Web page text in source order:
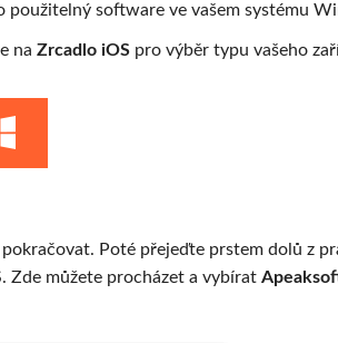
použitelný software ve vašem systému
na Zrcadlo iOS pro výběr typu vašeho
Poté přejeďte prstem dolů z
Zde můžete procházet a vybírat